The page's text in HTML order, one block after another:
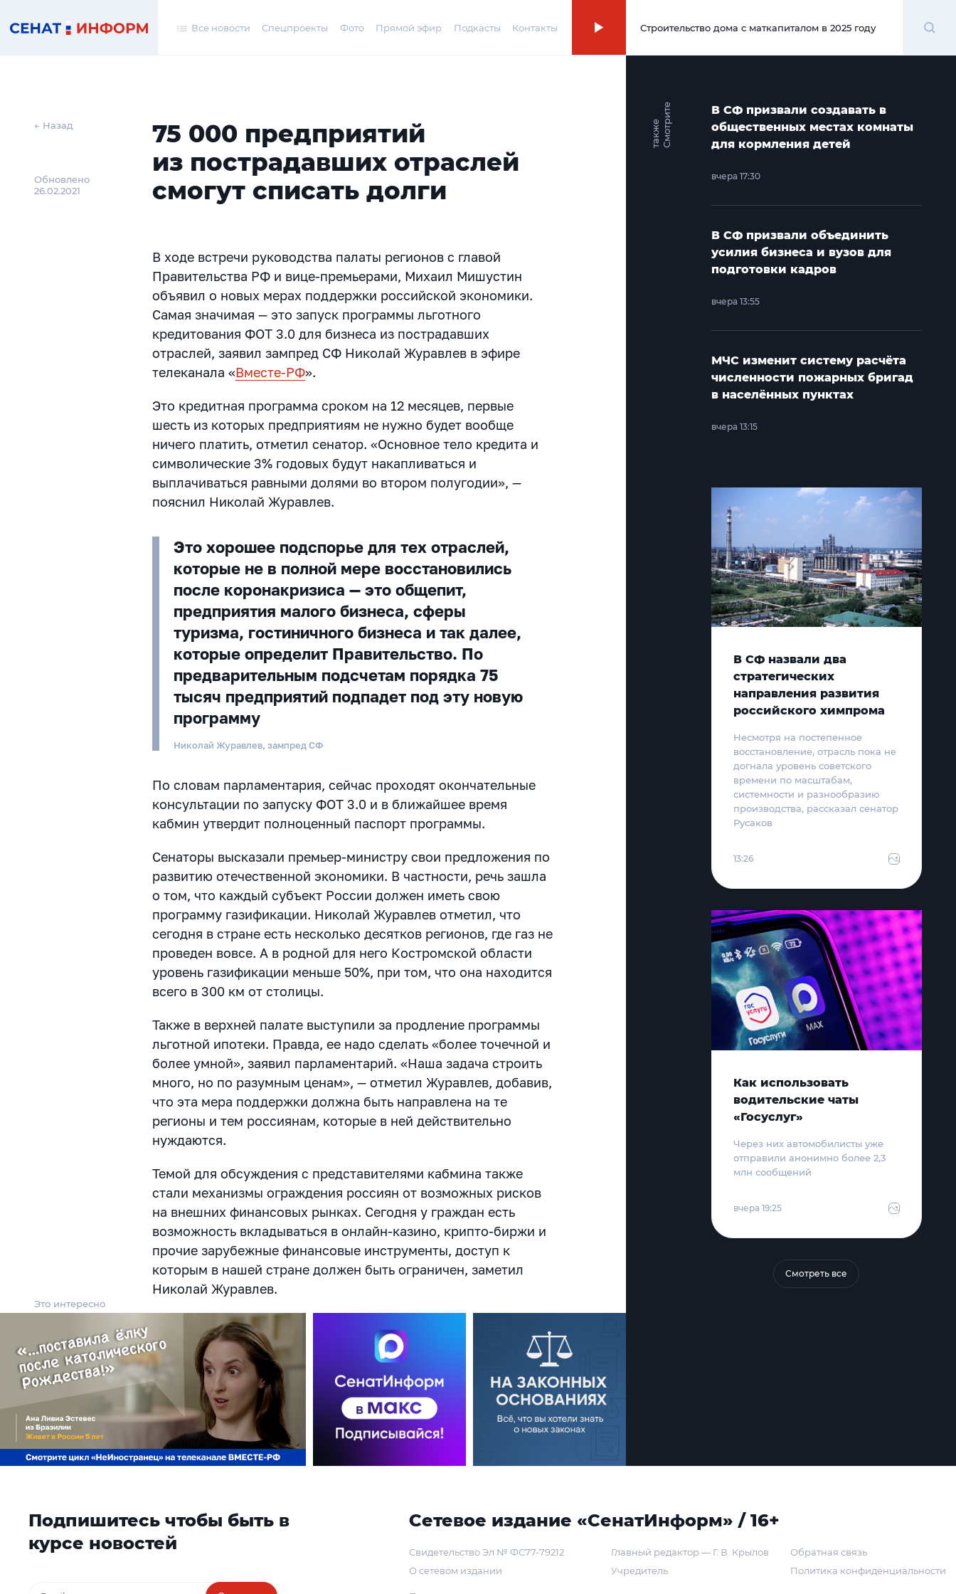
Все новости Спецпроекты Фото Прямой эфир Подкасты Контакты 00:00
Строительство дома с маткапиталом в 2025 году
← Назад
Обновлено
26.02.2021
75 000 предприятий
из пострадавших отраслей
смогут списать долги
В ходе встречи руководства палаты регионов с главой
Правительства РФ и вице-премьерами, Михаил Мишустин
объявил о новых мерах поддержки российской экономики.
Самая значимая — это запуск программы льготного
кредитования ФОТ 3.0 для бизнеса из пострадавших
отраслей, заявил зампред СФ Николай Журавлев в эфире
телеканала «Вместе-РФ».
Это кредитная программа сроком на 12 месяцев, первые
шесть из которых предприятиям не нужно будет вообще
ничего платить, отметил сенатор. «Основное тело кредита и
символические 3% годовых будут накапливаться и
выплачиваться равными долями во втором полугодии», —
пояснил Николай Журавлев.
Это хорошее подспорье для тех отраслей,
которые не в полной мере восстановились
после коронакризиса — это общепит,
предприятия малого бизнеса, сферы
туризма, гостиничного бизнеса и так далее,
которые определит Правительство. По
предварительным подсчетам порядка 75
тысяч предприятий подпадет под эту новую
программу
Николай Журавлев, зампред СФ
По словам парламентария, сейчас проходят окончательные
консультации по запуску ФОТ 3.0 и в ближайшее время
кабмин утвердит полноценный паспорт программы.
Сенаторы высказали премьер-министру свои предложения по
развитию отечественной экономики. В частности, речь зашла
о том, что каждый субъект России должен иметь свою
программу газификации. Николай Журавлев отметил, что
сегодня в стране есть несколько десятков регионов, где газ не
проведен вовсе. А в родной для него Костромской области
уровень газификации меньше 50%, при том, что она находится
всего в 300 км от столицы.
Также в верхней палате выступили за продление программы
льготной ипотеки. Правда, ее надо сделать «более точечной и
более умной», заявил парламентарий. «Наша задача строить
много, но по разумным ценам», — отметил Журавлев, добавив,
что эта мера поддержки должна быть направлена на те
регионы и тем россиянам, которые в ней действительно
нуждаются.
Темой для обсуждения с представителями кабмина также
стали механизмы ограждения россиян от возможных рисков
на внешних финансовых рынках. Сегодня у граждан есть
возможность вкладываться в онлайн-казино, крипто-биржи и
прочие зарубежные финансовые инструменты, доступ к
которым в нашей стране должен быть ограничен, заметил
Николай Журавлев.
Это интересно
С
м
о
т
р и
т
е
т
а
к
ж
е
В СФ призвали создавать в
общественных местах комнаты
для кормления детей
вчера 17:30
В СФ призвали объединить
усилия бизнеса и вузов для
подготовки кадров
вчера 13:55
МЧС изменит систему расчёта
численности пожарных бригад
в населённых пунктах
вчера 13:15
В СФ назвали два
стратегических
направления развития
российского химпрома
Несмотря на постепенное
восстановление, отрасль пока не
догнала уровень советского
времени по масштабам,
системности и разнообразию
производства, рассказал сенатор
Русаков
13:26
Как использовать
водительские чаты
«Госуслуг»
Через них автомобилисты уже
отправили анонимно более 2,3
млн сообщений
вчера 19:25
Смотреть все
Подпишитесь чтобы быть в
курсе новостей
Сетевое издание «СенатИнформ» / 16+
Свидетельство Эл № ФС77-79212
О сетевом издании
Главный редактор — Г. В. Крылов
Учредитель
Обратная связь
Политика конфиденциальности